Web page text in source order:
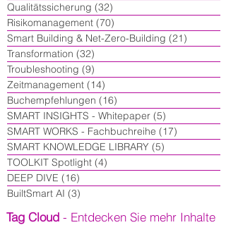
Qualitätssicherung (32)
Risikomanagement (70)
Smart Building & Net-Zero-Building (21)
Transformation (32)
Troubleshooting (9)
Zeitmanagement (14)
Buchempfehlungen (16)
SMART INSIGHTS - Whitepaper (5)
SMART WORKS - Fachbuchreihe (17)
SMART KNOWLEDGE LIBRARY (5)
TOOLKIT Spotlight (4)
DEEP DIVE (16)
BuiltSmart AI (3)
Tag Cloud - Entdecken Sie mehr Inhalte